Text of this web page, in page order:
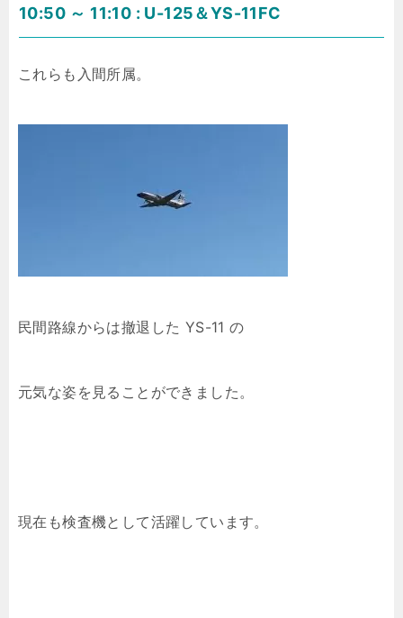
10:50 ～ 11:10 : U-125＆YS-11FC
これらも入間所属。
民間路線からは撤退した YS-11 の
元気な姿を見ることができました。
現在も検査機として活躍しています。